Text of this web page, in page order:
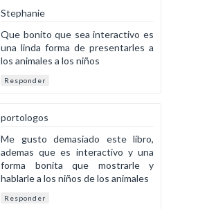
Stephanie
Que bonito que sea interactivo es
una linda forma de presentarles a
los animales a los niños
Responder
portologos
Me gusto demasiado este libro,
ademas que es interactivo y una
forma bonita que mostrarle y
hablarle a los niños de los animales
Responder